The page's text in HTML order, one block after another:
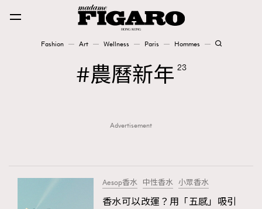
Fashion Art Wellness Paris Hommes
Fashion
Paris
農曆新年 23
Advertisement
Aesop香水 中性香水 小眾香水
香水可以改運？用「五感」吸引